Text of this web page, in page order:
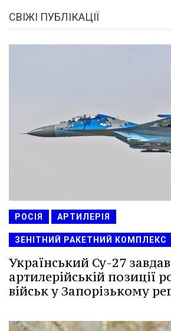
СВІЖІ ПУБЛІКАЦІЇ
РОСІЯ АРТИЛЕРІЯ
ЗЕНІТНИЙ РАКЕТНИЙ КОМПЛЕКС
Український Су-27
артилерійській позиції
військ у Запорізькому